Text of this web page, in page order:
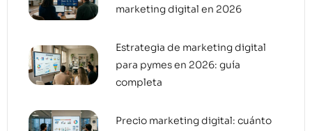
marketing digital en 2026
Estrategia de marketing digital
para pymes en 2026: guía
completa
Precio marketing digital: cuánto